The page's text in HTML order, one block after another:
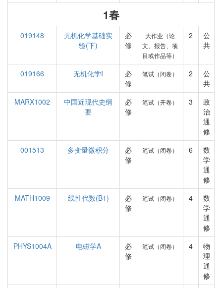
1春
019148
无机化学基础实
验(下)
必
修
大作业（论
文、报告、项
目或作品等）
2
公
共
019166 无机化学I
必
修
笔试（闭卷） 2
公
共
MARX1002
中国近现代史纲
要
必
修
笔试（开卷） 3
政
治
通
修
001513
多变量微积分
必
修
笔试（闭卷） 6
数
学
通
修
MATH1009
线性代数(B1)
必
修
笔试（闭卷） 4
数
学
通
修
PHYS1004A
电磁学A
必
修
笔试（闭卷） 4
物
理
通
修